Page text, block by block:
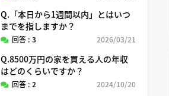
Q.「本日から1週間以内」とはいつ
までを指しますか？
回答 : 3 2026/03/21
Q.8500万円の家を買える人の年収
はどのくらいですか？
回答 : 2 2024/10/20